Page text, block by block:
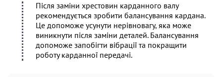
Після заміни хрестовин карданного валу
рекомендується зробити балансування кардана.
Це допоможе усунути нерівновагу, яка може
виникнути після заміни деталей. Балансування
допоможе запобігти вібрації та покращити
роботу карданної передачі.